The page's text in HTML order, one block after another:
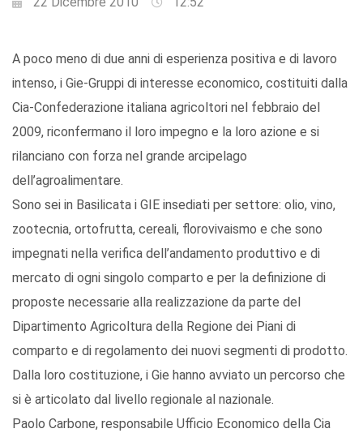
A poco meno di due anni di esperienza positiva e di lavoro
intenso, i Gie-Gruppi di interesse economico, costituiti dalla
Cia-Confederazione italiana agricoltori nel febbraio del
2009, riconfermano il loro impegno e la loro azione e si
rilanciano con forza nel grande arcipelago
dell’agroalimentare.
Sono sei in Basilicata i GIE insediati per settore: olio, vino,
zootecnia, ortofrutta, cereali, florovivaismo e che sono
impegnati nella verifica dell’andamento produttivo e di
mercato di ogni singolo comparto e per la definizione di
proposte necessarie alla realizzazione da parte del
Dipartimento Agricoltura della Regione dei Piani di
comparto e di regolamento dei nuovi segmenti di prodotto.
Dalla loro costituzione, i Gie hanno avviato un percorso che
si è articolato dal livello regionale al nazionale.
Paolo Carbone, responsabile Ufficio Economico della Cia